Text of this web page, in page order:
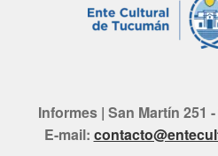
Informes | San Martín 251
E-mail: